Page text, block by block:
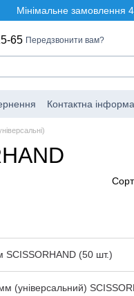
Мінімальне замовлення
65 Передзвонити вам?
Контактна
SCISSORHAND (50 шт.)
(універсальний)